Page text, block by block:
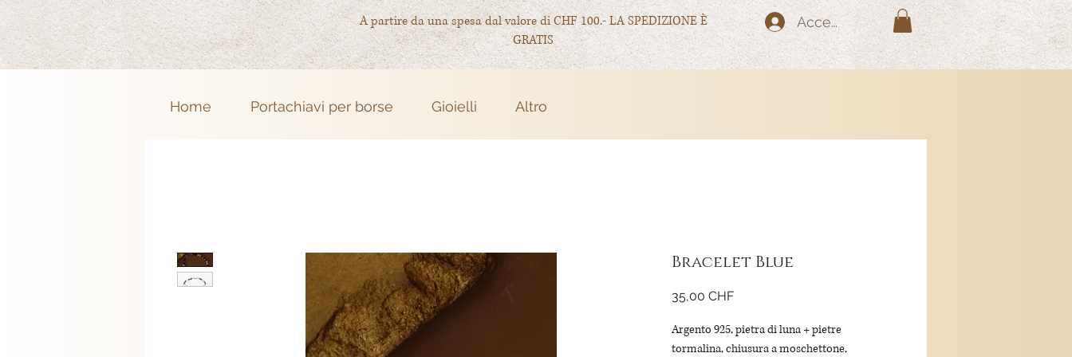
A partire da una spesa dal valore di CHF 100.- LA SPEDIZIONE È
GRATIS
Accedi
Home Portachiavi per borse Gioielli Altro
Bracelet Blue
35,00 CHFPrezzo
Argento 925, pietra di luna + pietre
tormalina, chiusura a moschettone,